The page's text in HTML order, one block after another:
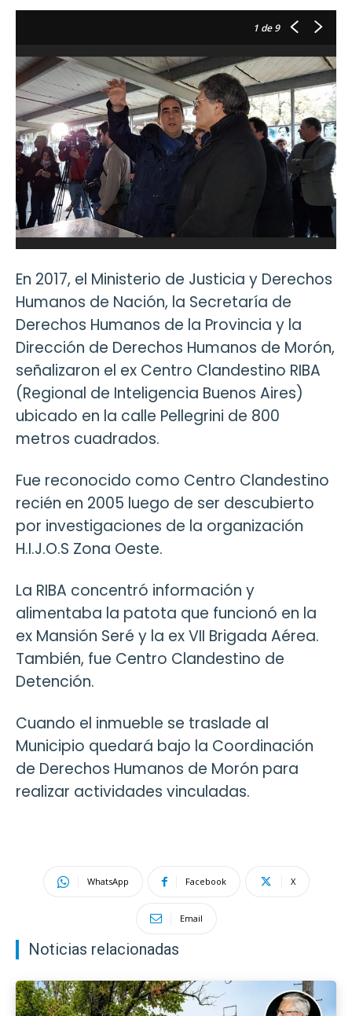
1 de 9
En 2017, el Ministerio de Justicia y Derechos
Humanos de Nación, la Secretaría de
Derechos Humanos de la Provincia y la
Dirección de Derechos Humanos de Morón,
señalizaron el ex Centro Clandestino RIBA
(Regional de Inteligencia Buenos Aires)
ubicado en la calle Pellegrini de 800
metros cuadrados.
Fue reconocido como Centro Clandestino
recién en 2005 luego de ser descubierto
por investigaciones de la organización
H.I.J.O.S Zona Oeste.
La RIBA concentró información y
alimentaba la patota que funcionó en la
ex Mansión Seré y la ex VII Brigada Aérea.
También, fue Centro Clandestino de
Detención.
Cuando el inmueble se traslade al
Municipio quedará bajo la Coordinación
de Derechos Humanos de Morón para
realizar actividades vinculadas.
WhatsApp Facebook X
Email
Noticias relacionadas